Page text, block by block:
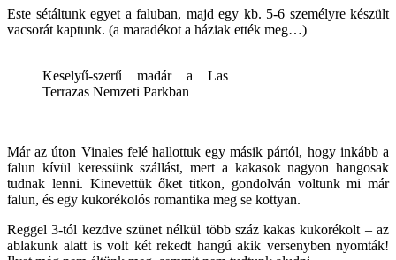
Este sétáltunk egyet a faluban, majd egy kb. 5-6 személyre készült
vacsorát kaptunk. (a maradékot a háziak ették meg…)
Keselyű-szerű madár a Las
Terrazas Nemzeti Parkban
Már az úton Vinales felé hallottuk egy másik pártól, hogy inkább a
falun kívül keressünk szállást, mert a kakasok nagyon hangosak
tudnak lenni. Kinevettük őket titkon, gondolván voltunk mi már
falun, és egy kukorékolós romantika meg se kottyan.
Reggel 3-tól kezdve szünet nélkül több száz kakas kukorékolt – az
ablakunk alatt is volt két rekedt hangú akik versenyben nyomták!